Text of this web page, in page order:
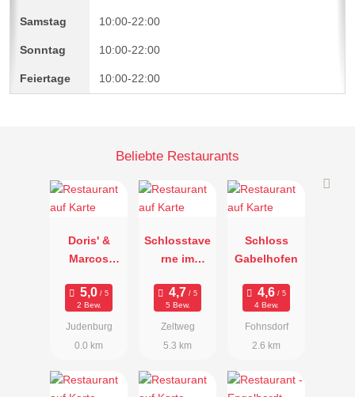
10:00-22:00
10:00-22:00
10:00-22:00
Beliebte Restaurants
Doris' &
Marcos
2 Bew.
Judenburg
0.0 km
Schlosstave
rne im
Farrach
5 Bew.
Zeltweg
5.3 km
Schloss
Gabelhofen
4 Bew.
Fohnsdorf
2.6 km